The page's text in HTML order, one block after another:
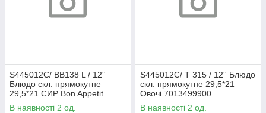
S445012C/ BB138 L / 12''
Блюдо скл. прямокутне
29,5*21 СИР Bon Appetit
7013499900
В наявності 2 од.
S445012C/ T 315 / 12'' Блюдо
скл. прямокутне 29,5*21
Овочі 7013499900
В наявності 2 од.